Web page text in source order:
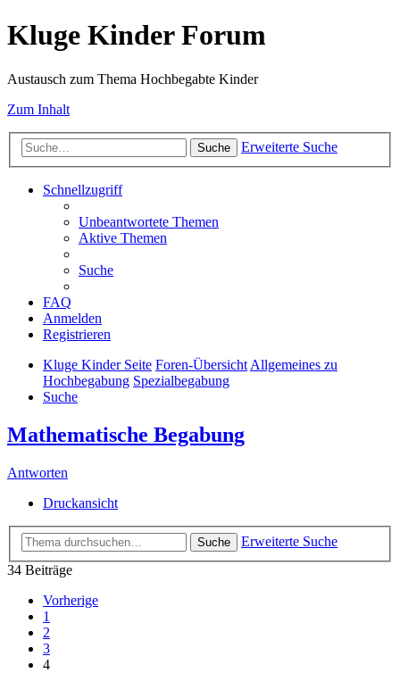
Kluge Kinder Forum
Austausch zum Thema Hochbegabte Kinder
Zum Inhalt
Suche Erweiterte Suche
Schnellzugriff
Unbeantwortete Themen
Aktive Themen
Suche
FAQ
Anmelden
Registrieren
Kluge Kinder Seite Foren-ÜbersichtAllgemeines zu
Hochbegabung Spezialbegabung
Suche
Mathematische Begabung
Antworten
Druckansicht
Suche
Erweiterte Suche
34 Beiträge
Vorherige
1
2
3
4